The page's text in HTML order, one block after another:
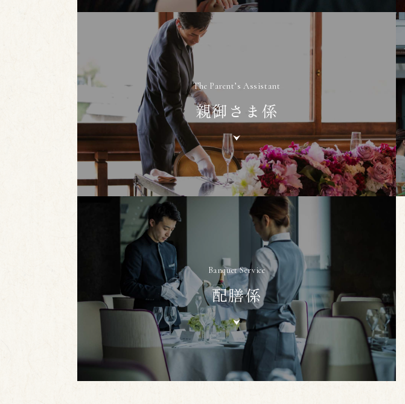
The Parent’s Assistant
親御さま係
Banquet Service
配膳係